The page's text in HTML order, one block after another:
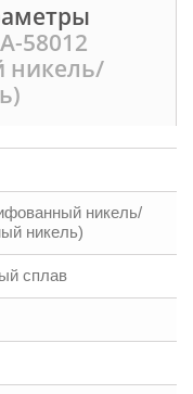
58012
никель/
никель/
никель)
сплав